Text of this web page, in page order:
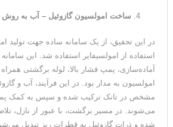
ساخت امولسیون گازوئیل – آب به روش
در این تحقیق، از یک سامانه ساده جهت تولید
استفاده از امولسیفایر استفاده شد. این
آماده‌سازی، پمپ فشار بالا، لوله برگشتی
امولسیون به مدار بود. در این فرآیند، آب و
مشخص در تانک ترکیب شده و سپس به کمک
می‌شوند. در مسیر برگشت، با عبور از نازل،
شده و ذرات گازوئیل به قطرات ریز تبدیل می‌شوند